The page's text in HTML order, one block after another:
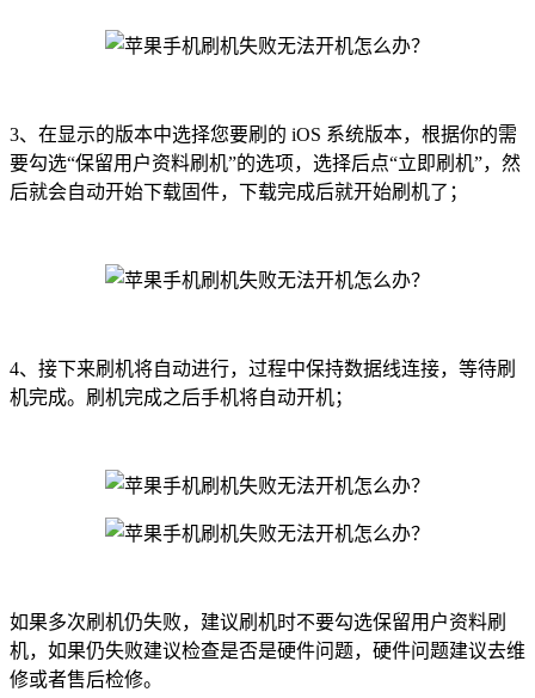
3、在显示的版本中选择您要刷的 iOS 系统版本，根据你的需
要勾选“保留用户资料刷机”的选项，选择后点“立即刷机”，然
后就会自动开始下载固件，下载完成后就开始刷机了；
4、接下来刷机将自动进行，过程中保持数据线连接，等待刷
机完成。刷机完成之后手机将自动开机；
如果多次刷机仍失败，建议刷机时不要勾选保留用户资料刷
机，如果仍失败建议检查是否是硬件问题，硬件问题建议去维
修或者售后检修。